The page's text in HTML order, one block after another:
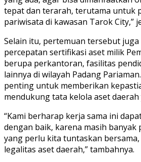
tepat dan terarah, terutama untuk
pariwisata di kawasan Tarok City,”
Selain itu, pertemuan tersebut juga
percepatan sertifikasi aset milik
berupa perkantoran, fasilitas
lainnya di wilayah Padang
penting untuk memberikan
mendukung tata kelola aset
“Kami berharap kerja sama ini
dengan baik, karena masih banyak
yang perlu kita tuntaskan
legalitas aset daerah,” tambahnya.